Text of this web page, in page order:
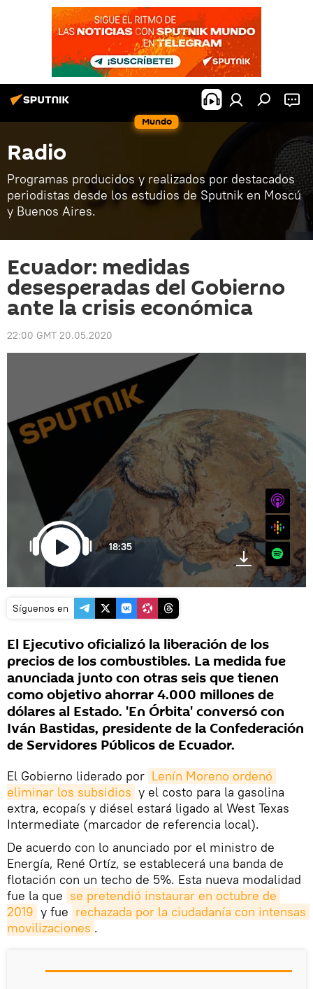
Mundo
Radio
Programas producidos y realizados por destacados
periodistas desde los estudios de Sputnik en Moscú
y Buenos Aires.
Ecuador: medidas
desesperadas del Gobierno
ante la crisis económica
22:00 GMT 20.05.2020
18:35
Google
Spotify
Síguenos en
El Ejecutivo oficializó la liberación de los
precios de los combustibles. La medida fue
anunciada junto con otras seis que tienen
como objetivo ahorrar 4.000 millones de
dólares al Estado. 'En Órbita' conversó con
Iván Bastidas, presidente de la Confederación
de Servidores Públicos de Ecuador.
El Gobierno liderado por Lenín Moreno ordenó
eliminar los subsidios y el costo para la gasolina
extra, ecopaís y diésel estará ligado al West Texas
Intermediate (marcador de referencia local).
De acuerdo con lo anunciado por el ministro de
Energía, René Ortíz, se establecerá una banda de
flotación con un techo de 5%. Esta nueva modalidad
fue la que se pretendió instaurar en octubre de
2019 y fue rechazada por la ciudadanía con intensas
movilizaciones .